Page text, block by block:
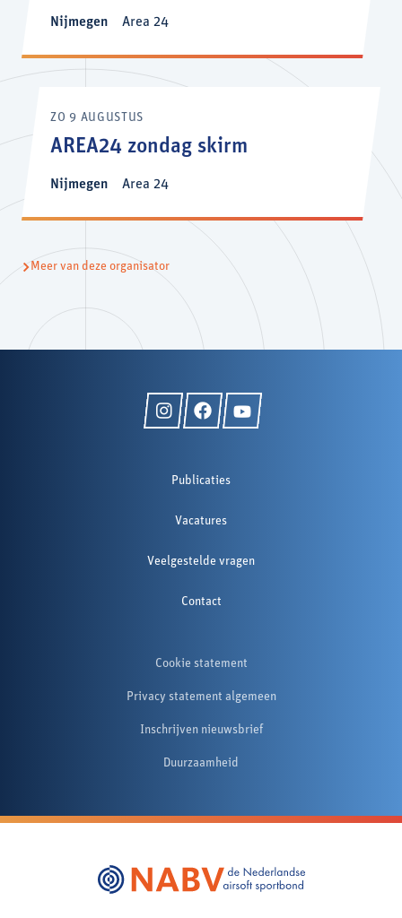
Nijmegen Area 24
ZO 9 AUGUSTUS
AREA24 zondag skirm
Nijmegen Area 24
Meer van deze organisator
Publicaties
Vacatures
Veelgestelde vragen
Contact
Cookie statement
Privacy statement algemeen
Inschrijven nieuwsbrief
Duurzaamheid